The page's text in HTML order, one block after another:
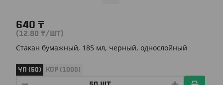
640 ₸
(12.80 ₸/ШТ)
Стакан бумажный, 185 мл, черный, однослойный
УП (50) КОР (1000)